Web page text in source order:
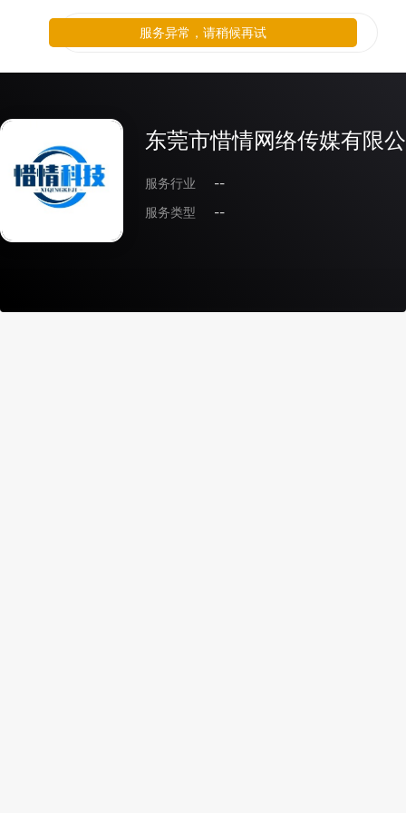
东莞市惜情网络传媒有限
服务行业
--
服务类型
--
服务异常，请稍候再试